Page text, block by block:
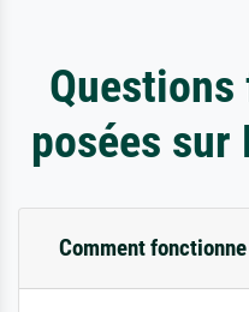
posées
Comment